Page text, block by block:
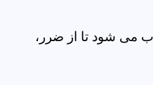
می شود تا از ضرر،